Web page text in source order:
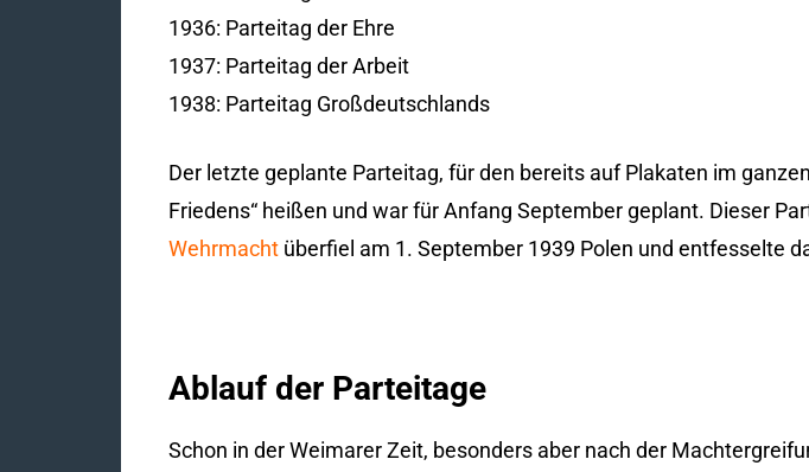
1936: Parteitag der Ehre
1937: Parteitag der Arbeit
1938: Parteitag Großdeutschlands
Der letzte geplante Parteitag, für den bereits auf Plakaten im
Friedens“ heißen und war für Anfang September geplant. Dieser
Wehrmacht überfiel am 1. September 1939 Polen und entfesselte
Ablauf der Parteitage
Schon in der Weimarer Zeit, besonders aber nach der